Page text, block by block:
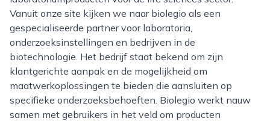
Vanuit onze site kijken we naar biolegio als een
gespecialiseerde partner voor laboratoria,
onderzoeksinstellingen en bedrijven in de
biotechnologie. Het bedrijf staat bekend om zijn
klantgerichte aanpak en de mogelijkheid om
maatwerkoplossingen te bieden die aansluiten op
specifieke onderzoeksbehoeften. Biolegio werkt nauw
samen met gebruikers in het veld om producten